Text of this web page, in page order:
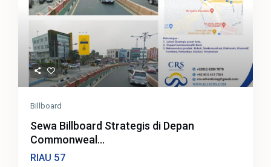
Billboard
Sewa Billboard Strategis di Depan
Commonweal...
RIAU 57